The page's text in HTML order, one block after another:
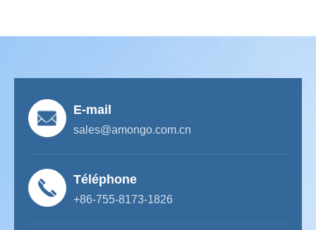
E-mail
sales@amongo.com.cn
Téléphone
+86-755-8173-1826